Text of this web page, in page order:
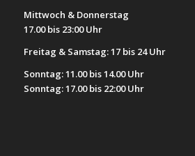
Mittwoch & Donnerstag
17.00 bis 23:00 Uhr
Freitag & Samstag: 17 bis 24 Uhr
Sonntag: 11.00 bis 14.00 Uhr
Sonntag: 17.00 bis 22:00 Uhr